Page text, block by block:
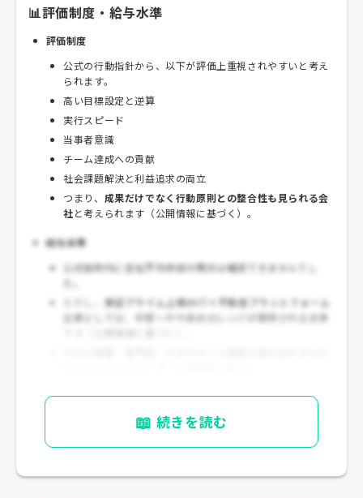
📊評価制度・給与水準
評価制度
公式の行動指針から、以下が評価上重視されやすいと考え
られます。
高い目標設定と逆算
実行スピード
当事者意識
チーム達成への貢献
社会課題解決と利益追求の両立
つまり、 成果だけでなく行動原則との整合性も見られる会
社と考えられます（公開情報に基づく）。
給与水準
公式抜粋内に全社平均年収の明示は確認できませんでし
た。
東証プライム上場のIT×不動産プラットフォーム
企業としては、中堅〜やや高めのレンジが期待される水準
📖 続きを読む